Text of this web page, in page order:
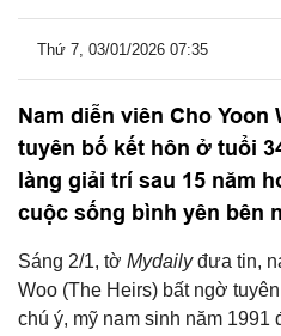
Thứ 7, 03/01/2026 07:35
Nam diễn viên Cho
tuyên bố kết hôn ở tuổi
làng giải trí sau 15 năm
cuộc sống bình yên bên
Sáng 2/1, tờ Mydailyđưa tin,
Woo (The Heirs) bất ngờ
chú ý, mỹ nam sinh năm 1991